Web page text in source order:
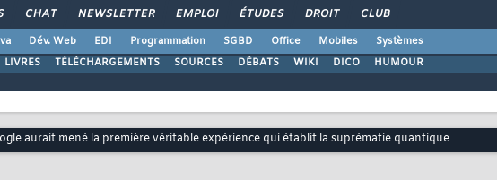
CHAT NEWSLETTER EMPLOI ÉTUDES DROIT CLUB
Dév. Web EDI Programmation SGBD Office Mobiles
Systèmes
LIVRES TÉLÉCHARGEMENTS SOURCES DÉBATS WIKI DICO HUMOUR
aurait mené la première véritable expérience qui établit la suprématie quantique